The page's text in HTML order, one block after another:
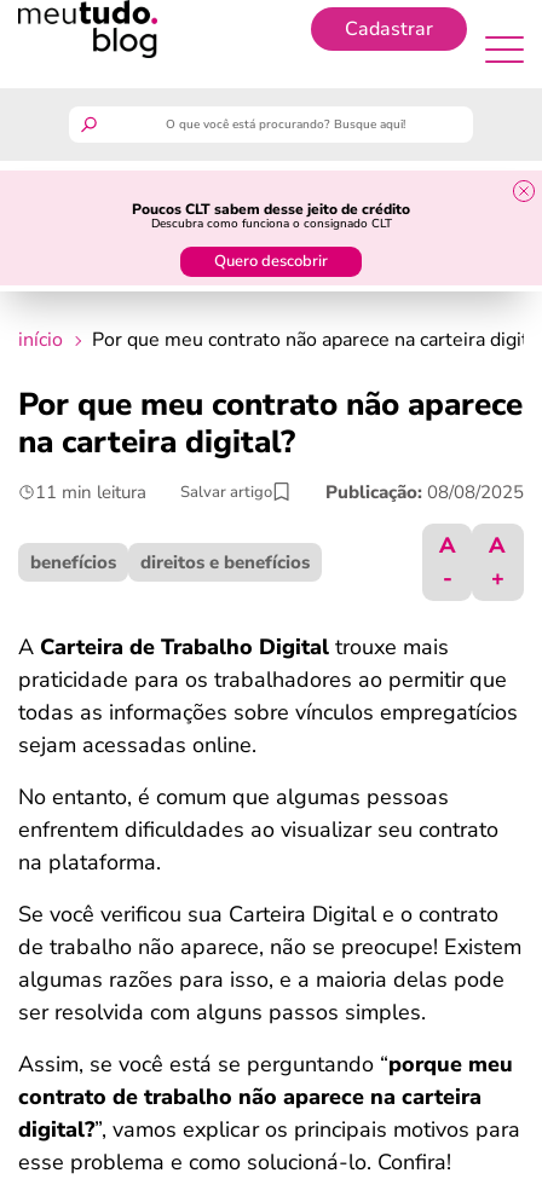
Cadastrar
Poucos CLT sabem desse jeito de crédito
Descubra como funciona o consignado CLT
Quero descobrir
guia do trabalhador
crédito fácil
últimas notícias
ferramentas
início Por que meu contrato não aparece na carteira
Por que meu contrato não aparece
na carteira digital?
11 min leitura Salvar artigo Publicação: 08/08/2025
benefícios direitos e benefícios
A
-
A
+
A Carteira de Trabalho Digital trouxe mais
praticidade para os trabalhadores ao permitir que
todas as informações sobre vínculos empregatícios
sejam acessadas online.
No entanto, é comum que algumas pessoas
enfrentem dificuldades ao visualizar seu contrato
na plataforma.
Se você verificou sua Carteira Digital e o contrato
de trabalho não aparece, não se preocupe! Existem
algumas razões para isso, e a maioria delas pode
ser resolvida com alguns passos simples.
Assim, se você está se perguntando “porque meu
contrato de trabalho não aparece na carteira
digital?”, vamos explicar os principais motivos para
esse problema e como solucioná-lo. Confira!